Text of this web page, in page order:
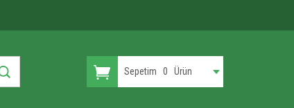
Sepetim 0 Ürün